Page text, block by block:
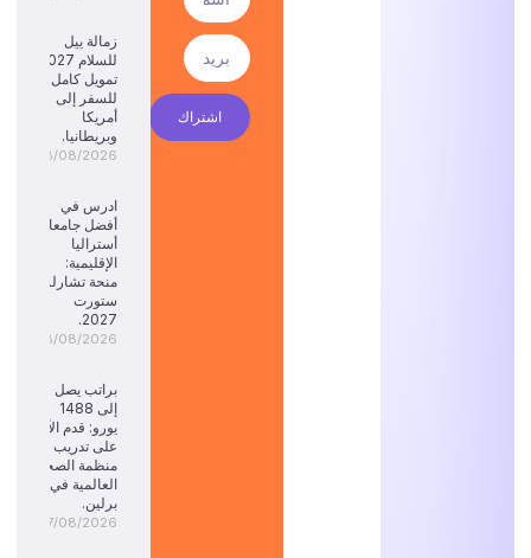
اشتراك
زمالة ييل
تمويل كامل
للسفر إلى
أمريكا
وبريطانيا.
08/08/2026
ادرس في
أفضل جامعات
أستراليا
الإقليمية:
منحة تشارلز
ستورت
2027.
08/08/2026
براتب يصل
إلى 1488
يورو: قدم الآن
على تدريب
منظمة الصحة
العالمية في
برلين.
07/08/2026